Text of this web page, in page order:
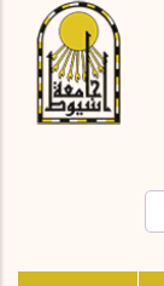
décisions
Expatriés
Journal